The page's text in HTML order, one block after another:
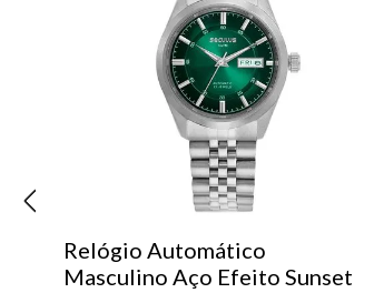
Relógio Automático
Masculino Aço Efeito Sunset